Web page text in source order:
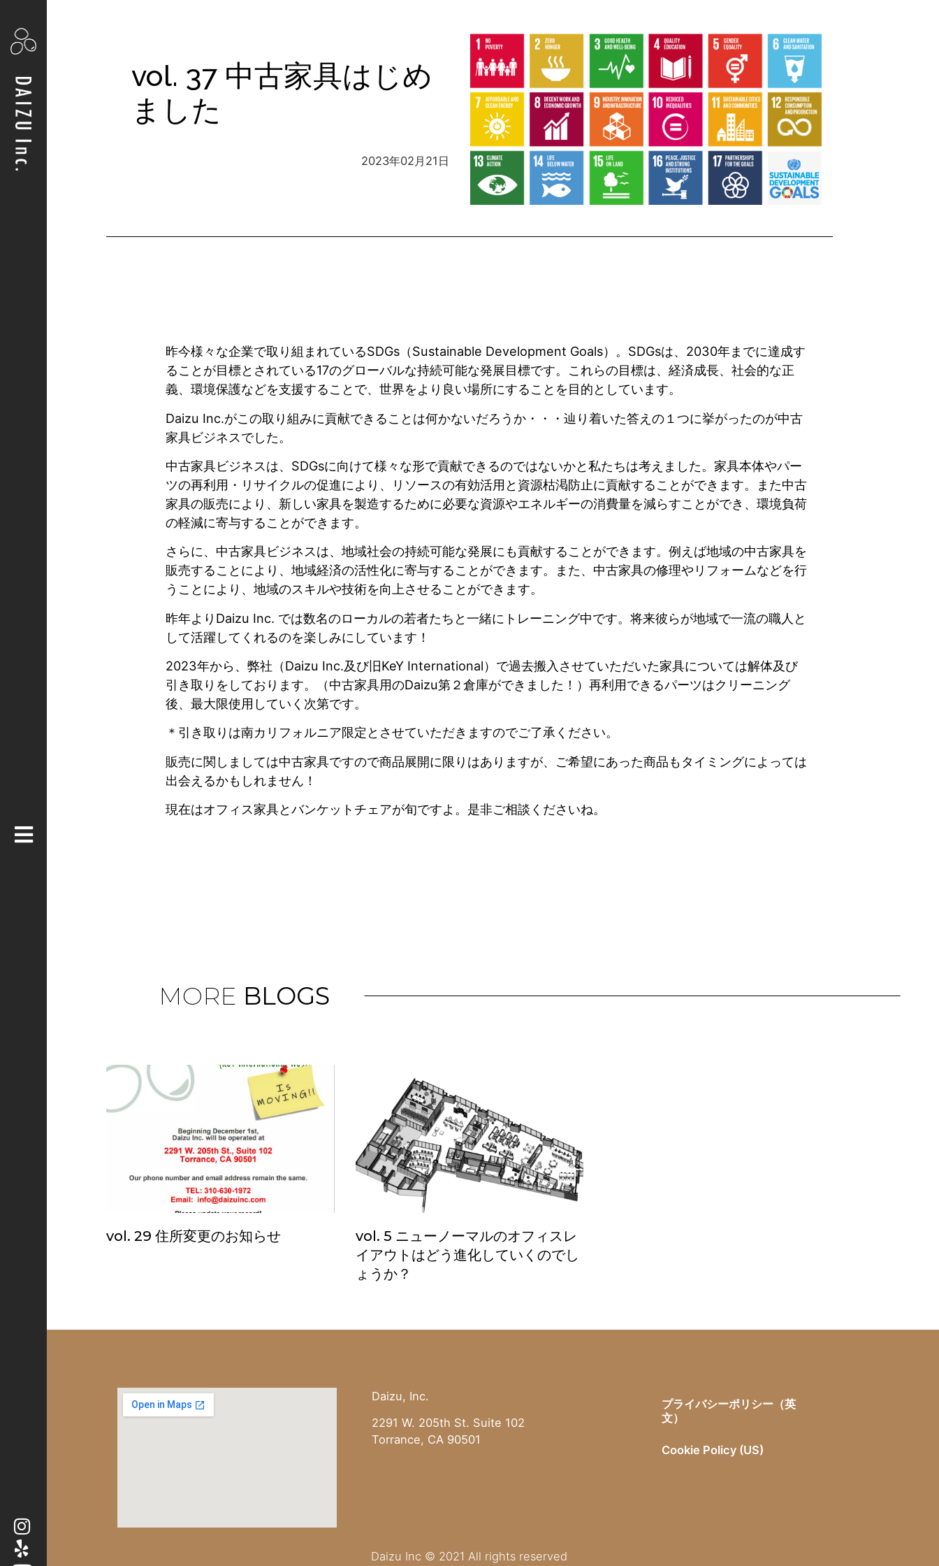
vol. 37 中古家具はじめ
ました
2023年02月21日
昨今様々な企業で取り組まれているSDGs（Sustainable Development Goals）。SDGsは、2030年までに達成す
ることが目標とされている17のグローバルな持続可能な発展目標です。これらの目標は、経済成長、社会的な正
義、環境保護などを支援することで、世界をより良い場所にすることを目的としています。
Daizu Inc.がこの取り組みに貢献できることは何かないだろうか・・・辿り着いた答えの１つに挙がったのが中古
家具ビジネスでした。
中古家具ビジネスは、SDGsに向けて様々な形で貢献できるのではないかと私たちは考えました。家具本体やパー
ツの再利用・リサイクルの促進により、リソースの有効活用と資源枯渇防止に貢献することができます。また中古
家具の販売により、新しい家具を製造するために必要な資源やエネルギーの消費量を減らすことができ、環境負荷
の軽減に寄与することができます。
さらに、中古家具ビジネスは、地域社会の持続可能な発展にも貢献することができます。例えば地域の中古家具を
販売することにより、地域経済の活性化に寄与することができます。また、中古家具の修理やリフォームなどを行
うことにより、地域のスキルや技術を向上させることができます。
昨年よりDaizu Inc. では数名のローカルの若者たちと一緒にトレーニング中です。将来彼らが地域で一流の職人と
して活躍してくれるのを楽しみにしています！
2023年から、弊社（Daizu Inc.及び旧KeY International）で過去搬入させていただいた家具については解体及び
引き取りをしております。（中古家具用のDaizu第２倉庫ができました！）再利用できるパーツはクリーニング
後、最大限使用していく次第です。
＊引き取りは南カリフォルニア限定とさせていただきますのでご了承ください。
販売に関しましては中古家具ですので商品展開に限りはありますが、ご希望にあった商品もタイミングによっては
出会えるかもしれません！
現在はオフィス家具とバンケットチェアが旬ですよ。是非ご相談くださいね。
MORE BLOGS
vol. 29 住所変更のお知らせ
vol. 5 ニューノーマルのオフィスレ
イアウトはどう進化していくのでし
ょうか？
Daizu, Inc.
2291 W. 205th St. Suite 102
Torrance, CA 90501
プライバシーポリシー（英
文）
Cookie Policy (US)
Daizu Inc © 2021 All rights reserved